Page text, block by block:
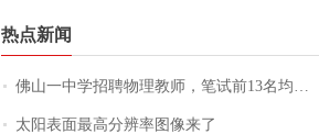
热点新闻
佛山一中学招聘物理教师，笔试前13名均遭淘汰？教育局：已叫停招聘，成立调查组全面核查
太阳表面最高分辨率图像来了